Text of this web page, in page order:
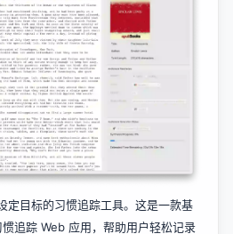
定目标的习惯追踪工具。这是一款基
追踪 Web 应用，帮助用户轻松记录